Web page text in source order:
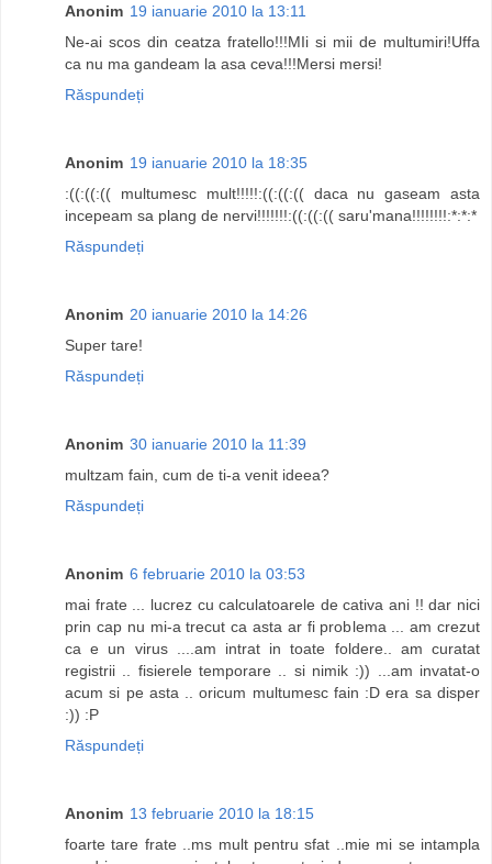
Anonim 19 ianuarie 2010 la 13:11
Ne-ai scos din ceatza fratello!!!MIi si mii de multumiri!Uffa
ca nu ma gandeam la asa ceva!!!Mersi mersi!
Răspundeți
Anonim 19 ianuarie 2010 la 18:35
:((:((:(( multumesc mult!!!!!:((:((:(( daca nu gaseam asta
incepeam sa plang de nervi!!!!!!!:((:((:(( saru'mana!!!!!!!!:*:*:*
Răspundeți
Anonim 20 ianuarie 2010 la 14:26
Super tare!
Răspundeți
Anonim 30 ianuarie 2010 la 11:39
multzam fain, cum de ti-a venit ideea?
Răspundeți
Anonim 6 februarie 2010 la 03:53
mai frate ... lucrez cu calculatoarele de cativa ani !! dar nici
prin cap nu mi-a trecut ca asta ar fi problema ... am crezut
ca e un virus ....am intrat in toate foldere.. am curatat
registrii .. fisierele temporare .. si nimik :)) ...am invatat-o
acum si pe asta .. oricum multumesc fain :D era sa disper
:)) :P
Răspundeți
Anonim 13 februarie 2010 la 18:15
foarte tare frate ..ms mult pentru sfat ..mie mi se intampla